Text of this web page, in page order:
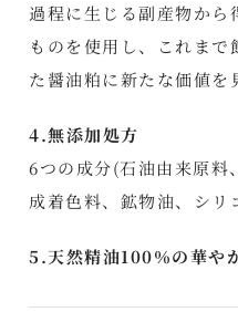
過程に生じる副産物から
ものを使用し、これま
た醤油粕に新たな価値を
4.無添加処方
6つの成分(石油由来原料
成着色料、鉱物油、シリ
5.天然精油100％の華や